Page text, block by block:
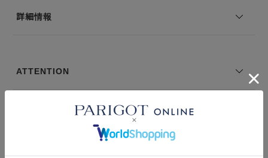
※写真は実際のカラーと若干相違する場合がございます。あらかじめ
詳細情報
ATTENTION
＃CasualJacket